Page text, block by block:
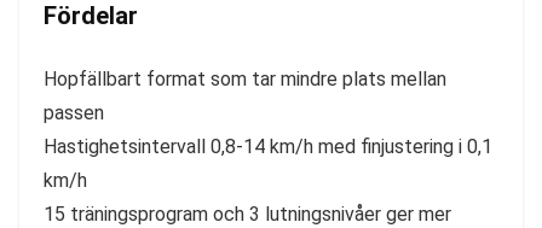
Fördelar
Hopfällbart format som tar mindre plats mellan
passen
Hastighetsintervall 0,8-14 km/h med finjustering i 0,1
km/h
15 träningsprogram och 3 lutningsnivåer ger mer